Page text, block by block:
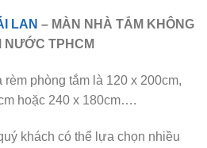
LAN – MÀN NHÀ TẮM KHÔNG
NƯỚC TPHCM
phòng tắm là 120 x 200cm,
hoặc 240 x 180cm….
khách có thể lựa chọn nhiều